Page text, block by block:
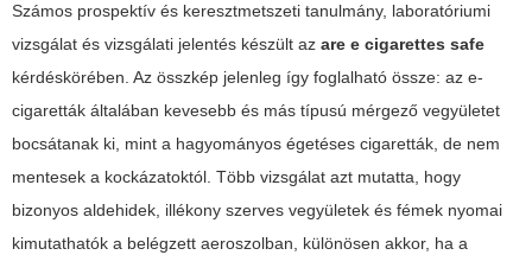
Számos prospektív és keresztmetszeti tanulmány, laboratóriumi
vizsgálat és vizsgálati jelentés készült az are e cigarettes safe
kérdéskörében. Az összkép jelenleg így foglalható össze: az e-
cigaretták általában kevesebb és más típusú mérgező vegyületet
bocsátanak ki, mint a hagyományos égetéses cigaretták, de nem
mentesek a kockázatoktól. Több vizsgálat azt mutatta, hogy
bizonyos aldehidek, illékony szerves vegyületek és fémek nyomai
kimutathatók a belégzett aeroszolban, különösen akkor, ha a